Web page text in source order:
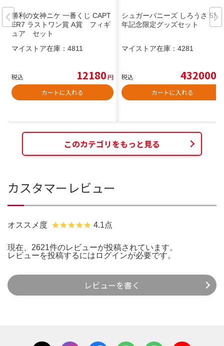
勝利の女神ニケ 一番くじ CAPT
ER7 ラストワン賞 A賞 フィギ
ュア セット
マイストア在庫： 4811
税込 12180円
カートに入れる
シュガーバニーズ しろうさ 5周
年記念限定グッズセット
マイストア在庫： 4281
税込 432000
カートに入れる
このカテゴリをもっと見る
カスタマーレビュー
オススメ度 4.1点
現在、2621件のレビューが投稿されています。
レビューを投稿するには ログインが必要です。
レビューを書く